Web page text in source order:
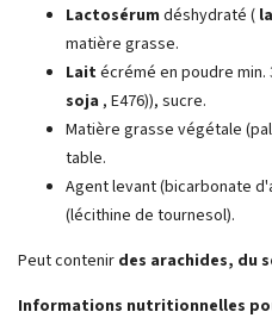
Lactosérum déshydraté (
matière grasse.
Laitécrémé en poudre
soja , E476)), sucre.
Matière grasse végétale
table.
Agent levant (bicarbonate
(lécithine de tournesol).
Peut contenir des arachides, du
Informations nutritionnelles